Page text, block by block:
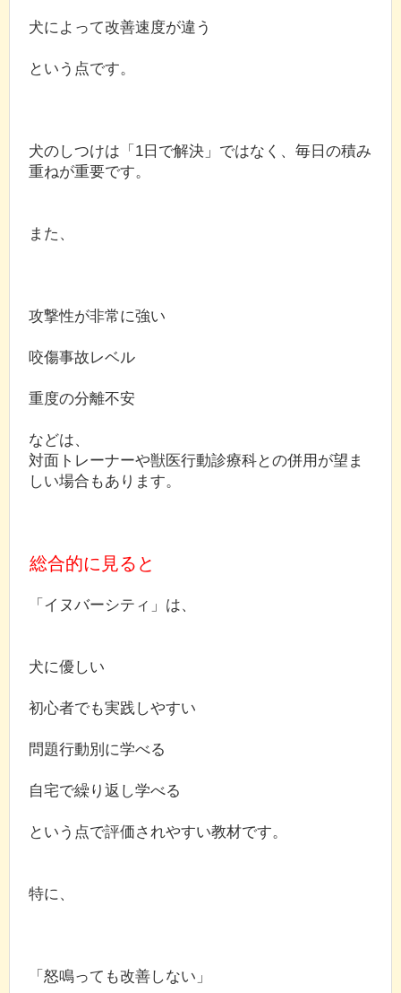
犬によって改善速度が違う
という点です。
犬のしつけは「1日で解決」ではなく、毎日の積み
重ねが重要です。
また、
攻撃性が非常に強い
咬傷事故レベル
重度の分離不安
などは、
対面トレーナーや獣医行動診療科との併用が望ま
しい場合もあります。
総合的に見ると
「イヌバーシティ」は、
犬に優しい
初心者でも実践しやすい
問題行動別に学べる
自宅で繰り返し学べる
という点で評価されやすい教材です。
特に、
「怒鳴っても改善しない」